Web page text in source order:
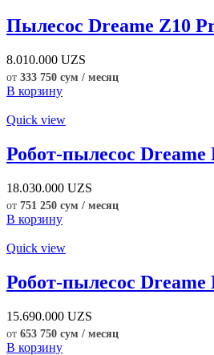
Пылесос Dreame Z10
8.010.000 UZS
от 333 750 сум / месяц
В корзину
Quick view
Робот-пылесос
18.030.000 UZS
от 751 250 сум / месяц
В корзину
Quick view
Робот-пылесос
15.690.000 UZS
от 653 750 сум / месяц
В корзину